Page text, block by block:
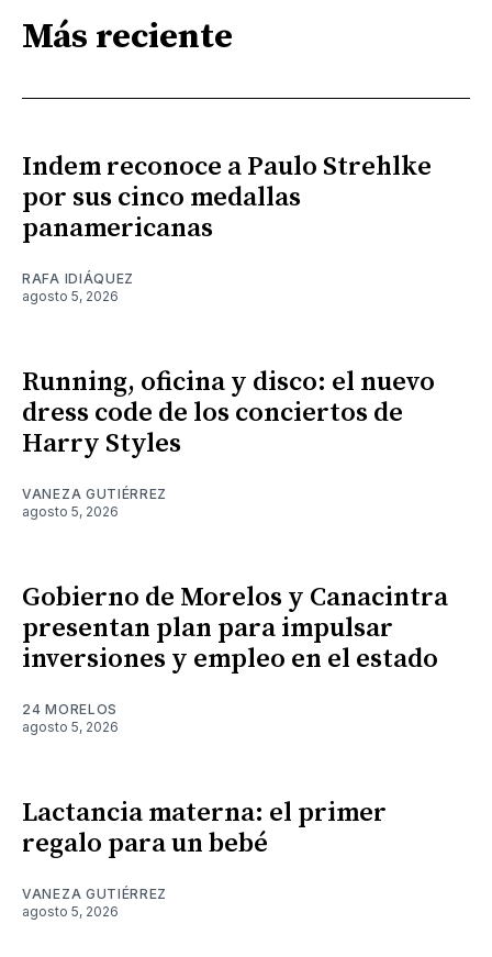
Más reciente
Indem reconoce a Paulo Strehlke
por sus cinco medallas
panamericanas
RAFA IDIÁQUEZ
agosto 5, 2026
Running, oficina y disco: el nuevo
dress code de los conciertos de
Harry Styles
VANEZA GUTIÉRREZ
agosto 5, 2026
Gobierno de Morelos y Canacintra
presentan plan para impulsar
inversiones y empleo en el estado
24 MORELOS
agosto 5, 2026
Lactancia materna: el primer
regalo para un bebé
VANEZA GUTIÉRREZ
agosto 5, 2026